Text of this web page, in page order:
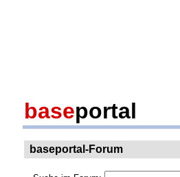
baseportal
baseportal-Forum